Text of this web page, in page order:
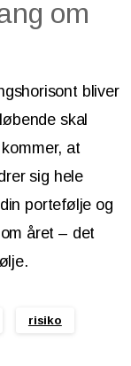
om
bliver
skal
at
sig hele
portefølje og
året – det
risiko